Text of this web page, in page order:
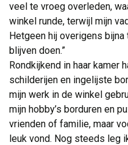
veel te vroeg overleden,
winkel runde, terwijl mijn
Hetgeen hij overigens
blijven doen.”
Rondkijkend in haar kamer
schilderijen en ingelijste
mijn werk in de winkel
mijn hobby’s borduren en
vrienden of familie, maar
leuk vond. Nog steeds leg